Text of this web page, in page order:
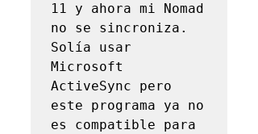
11 y ahora mi Nomad
no se sincroniza.
Solía ​​usar
Microsoft
ActiveSync pero
este programa ya no
es compatible para